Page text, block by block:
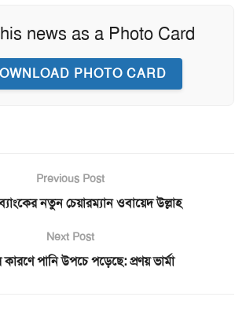
news as a Photo Card
PHOTO CARD
Previous Post
নতুন চেয়ারম্যান ওবায়েদ উল্লাহ
Next Post
পানি উপচে পড়েছে: প্রণয় ভার্মা